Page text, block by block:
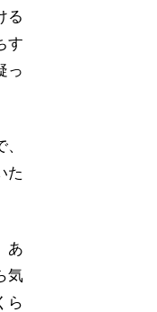
る
す
っ
た
あ
気
ら